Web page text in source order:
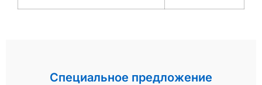
Специальное предложение